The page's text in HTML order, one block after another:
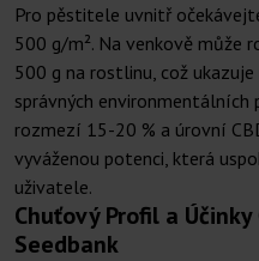
Pro pěstitele uvnitř
500 g/m². Na venkově může
500 g na rostlinu, což
správných environmentálních
rozmezí 15-20 % a úrovní
vyváženou potenci, která
uživatele.
Chuťový Profil a
Seedbank